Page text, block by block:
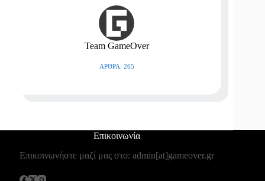
Team GameOver
ΆΡΘΡΑ: 265
Επικοινωνία
Επικοινωνήστε μαζί μας στο: admin[at]gameover.gr